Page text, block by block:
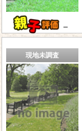
－
現地未調査